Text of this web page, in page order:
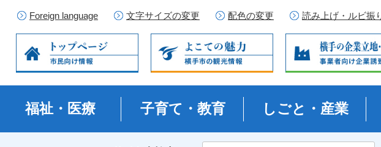
Foreign language 文字サイズの変更 配色の変更 読み上げ・ルビ振
福祉・医療 子育て・教育 しごと・産業